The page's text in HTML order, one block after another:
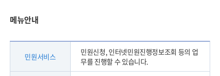
메뉴안내
민원서비스
민원신청, 인터넷민원진행정보조회 등의 업
무를 진행할 수 있습니다.